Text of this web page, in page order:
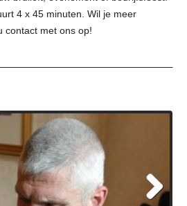
4 x 45 minuten. Wil je meer
contact met ons op!